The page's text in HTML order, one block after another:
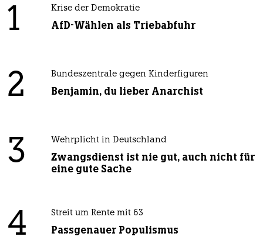
1 Krise der Demokratie
AfD-Wählen als Triebabfuhr
2 Bundeszentrale gegen Kinderfiguren
Benjamin, du lieber Anarchist
3 Wehrplicht in Deutschland
Zwangsdienst ist nie gut, auch nicht für
eine gute Sache
4 Streit um Rente mit 63
Passgenauer Populismus